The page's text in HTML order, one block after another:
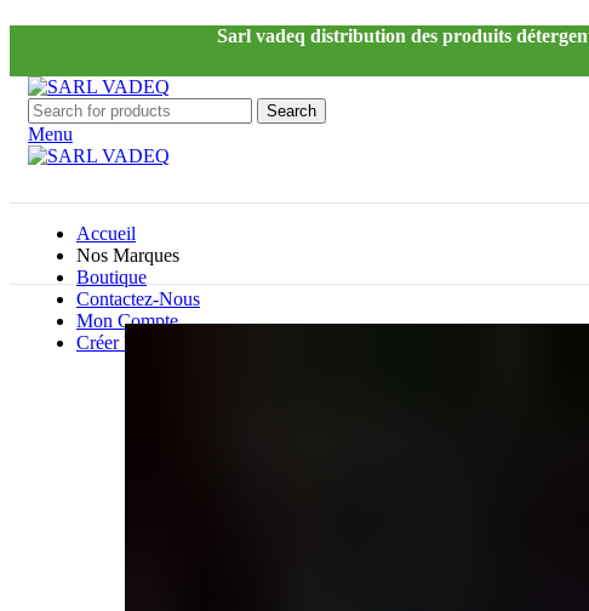
Sarl vadeq distribution des produits
Search
Menu
Accueil
Nos Marques
Boutique
Contactez-Nous
Mon Compte
Créer Un Compte